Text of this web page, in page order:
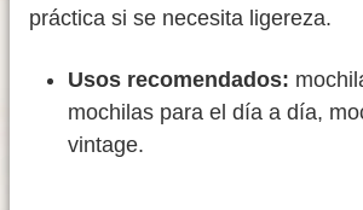
práctica si se necesita ligereza.
Usos recomendados:
mochilas para el día a día,
vintage.